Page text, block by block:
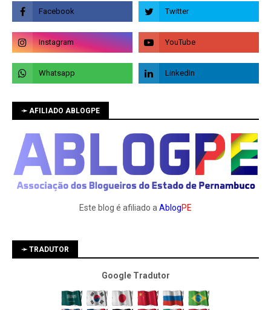
➛ AFILIADO ABLOGPE
Este blog é afiliado a AblogPE
➛ TRADUTOR
Google Tradutor